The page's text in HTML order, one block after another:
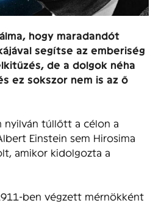
hogy maradandót
segítse az emberiség
de a dolgok néha
ez sokszor nem is az ő
nyilván túllőtt a célon a
Einstein sem Hirosima
amikor kidolgozta a
ben végzett mérnökként